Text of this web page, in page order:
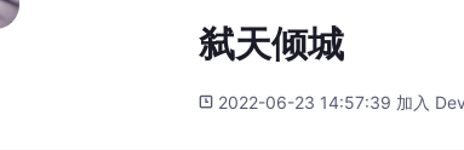
弑天倾城
2022-06-23 14:57:39 加入